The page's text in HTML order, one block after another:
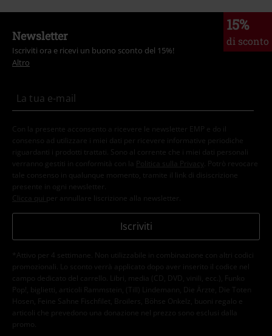
15%
di sconto
Newsletter
Iscriviti ora e ricevi un buono sconto del 15%!
Altro
Con la presente acconsento a ricevere le newsletter EMP e do il
consenso ad utilizzare i miei dati per ricevere informative periodiche
riguardanti i prodotti trattati. Sono al corrente che i miei dati personali
verranno gestiti in conformità con la
Politica sulla Privacy
. Potrò revocare
tale consenso in qualunque momento, tramite il link di disiscrizione
presente in ogni newsletter.
Clicca qui per annullare liscrizione alla newsletter.
Iscriviti
*Attivo per 4 settimane. Non utilizzabile in combinazione con altri codici
promozionali. Lo sconto verrà applicato dopo aver inserito il codice nel
campo dedicato del carrello. Libri, media (CD, DVD, vinili, ecc.), Funko
Pop!, biglietti, articoli Rammstein, (Till) Lindemann, Die Ärzte, Die Toten
Hosen, Feine Sahne Fischfilet, Broilers, Böhse Onkelz, buoni regalo e
articoli che prevedono una donazione nel prezzo sono esclusi dalla
promo.